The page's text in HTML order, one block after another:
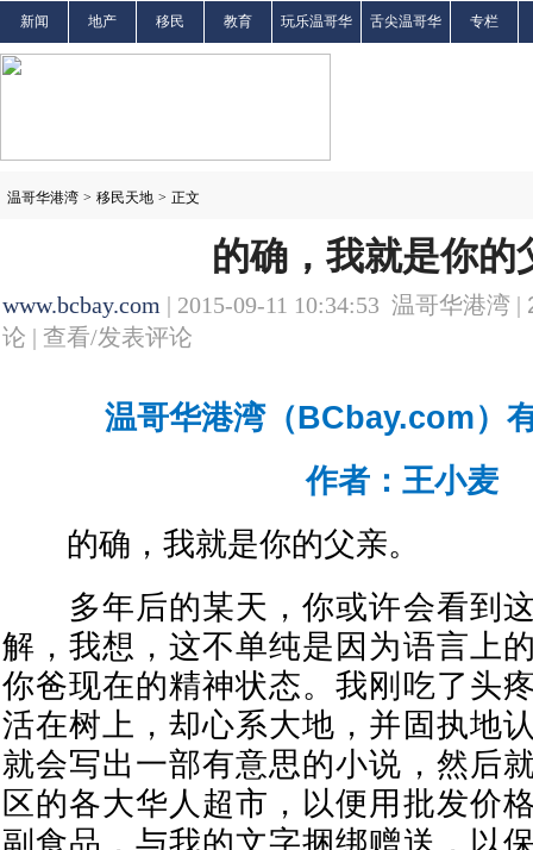
新闻 地产 移民 教育 玩乐温哥华 舌尖温哥华 专栏
温哥华港湾 > 移民天地 > 正文
的确，我就是你的
www.bcbay.com | 2015-09-11 10:34:53 温哥华港湾 |
论 | 查看/发表评论
温哥华港湾（BCbay.com）
作者：王小麦
的确，我就是你的父亲。
多年后的某天，你或许会看到这
解，我想，这不单纯是因为语言上
你爸现在的精神状态。我刚吃了头
活在树上，却心系大地，并固执地
就会写出一部有意思的小说，然后
区的各大华人超市，以便用批发价
副食品，与我的文字捆绑赠送，以